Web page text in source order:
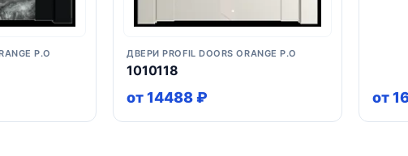
P.O ДВЕРИ PROFIL DOORS ORANGE P.O
1010118
от 14488 ₽ от